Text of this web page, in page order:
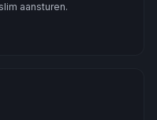
aansturen.